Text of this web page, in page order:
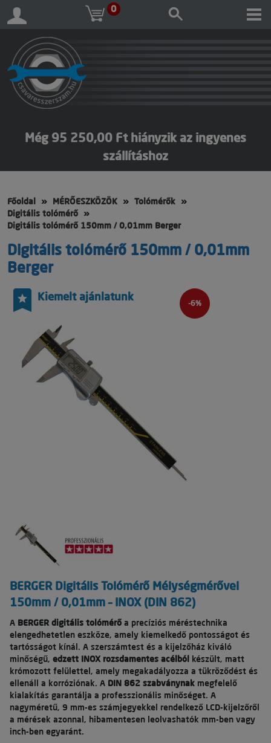
0
Még 95 250,00 Ft hiányzik az ingyenes
szállításhoz
Főoldal MÉRŐESZKÖZÖK
Tolómérők
Digitális tolómérő
Digitális tolómérő 150mm / 0,01mm Berger
Digitális tolómérő 150mm / 0,01mm
Berger
Kiemelt ajánlatunk
-6%
BERGER Digitális Tolómérő Mélységmérővel
150mm / 0,01mm – INOX (DIN 862)
A BERGER digitális tolómérő a precíziós méréstechnika
elengedhetetlen eszköze, amely kiemelkedő pontosságot és
tartósságot kínál. A szerszámtest és a kijelzőház kiváló
minőségű, edzett INOX rozsdamentes acélból készült, matt
krómozott felülettel, amely megakadályozza a tükröződést és
ellenáll a korróziónak. A DIN 862 szabványnak megfelelő
kialakítás garantálja a professzionális minőséget. A
nagyméretű, 9 mm-es számjegyekkel rendelkező LCD-kijelzőről
a mérések azonnal, hibamentesen leolvashatók mm-ben vagy
inch-ben egyaránt.